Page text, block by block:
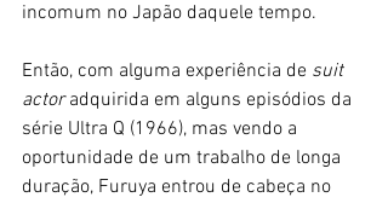
incomum no Japão daquele tempo.
Então, com alguma experiência de suit
actor adquirida em alguns episódios da
série Ultra Q (1966), mas vendo a
oportunidade de um trabalho de longa
duração, Furuya entrou de cabeça no